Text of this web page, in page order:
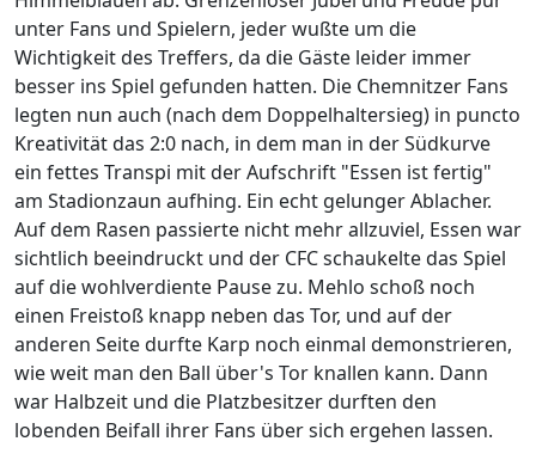
unter Fans und Spielern, jeder wußte um die
Wichtigkeit des Treffers, da die Gäste leider immer
besser ins Spiel gefunden hatten. Die Chemnitzer Fans
legten nun auch (nach dem Doppelhaltersieg) in puncto
Kreativität das 2:0 nach, in dem man in der Südkurve
ein fettes Transpi mit der Aufschrift "Essen ist fertig"
am Stadionzaun aufhing. Ein echt gelunger Ablacher.
Auf dem Rasen passierte nicht mehr allzuviel, Essen war
sichtlich beeindruckt und der CFC schaukelte das Spiel
auf die wohlverdiente Pause zu. Mehlo schoß noch
einen Freistoß knapp neben das Tor, und auf der
anderen Seite durfte Karp noch einmal demonstrieren,
wie weit man den Ball über's Tor knallen kann. Dann
war Halbzeit und die Platzbesitzer durften den
lobenden Beifall ihrer Fans über sich ergehen lassen.